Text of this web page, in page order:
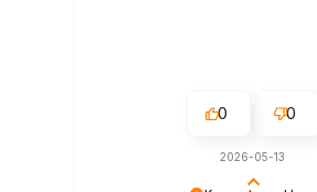
0 0
2026-05-13